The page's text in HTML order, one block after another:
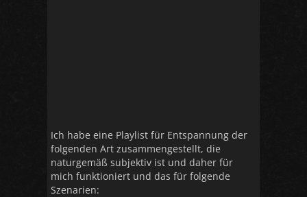
Ich habe eine Playlist für Entspannung der
folgenden Art zusammengestellt, die
naturgemäß subjektiv ist und daher für
mich funktioniert und das für folgende
Szenarien: